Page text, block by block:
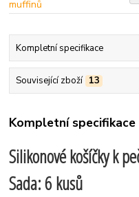
Kompletní specifikace
Související zboží 13
Kompletní specifikace
Silikonové košíčky k
Sada: 6 kusů